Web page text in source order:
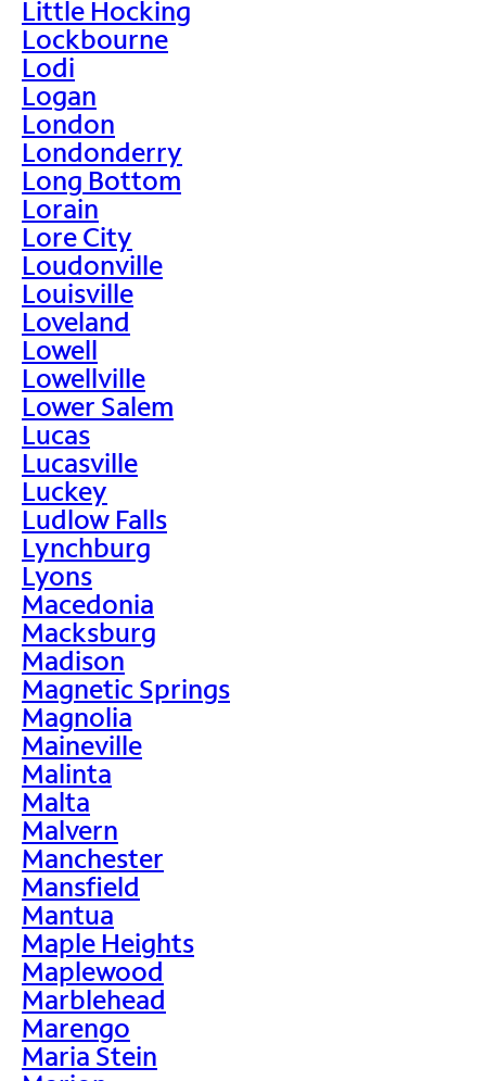
Little Hocking
Lockbourne
Lodi
Logan
London
Londonderry
Long Bottom
Lorain
Lore City
Loudonville
Louisville
Loveland
Lowell
Lowellville
Lower Salem
Lucas
Lucasville
Luckey
Ludlow Falls
Lynchburg
Lyons
Macedonia
Macksburg
Madison
Magnetic Springs
Magnolia
Maineville
Malinta
Malta
Malvern
Manchester
Mansfield
Mantua
Maple Heights
Maplewood
Marblehead
Marengo
Maria Stein